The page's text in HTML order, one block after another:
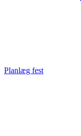
Planlæg fest